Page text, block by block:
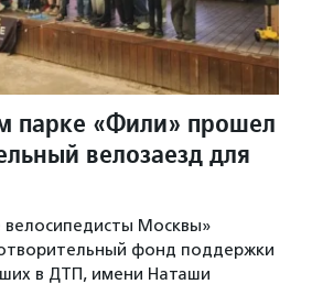
парке «Фили» прошел
велозаезд для
Москвы»
фонд поддержки
в ДТП, имени Наташи